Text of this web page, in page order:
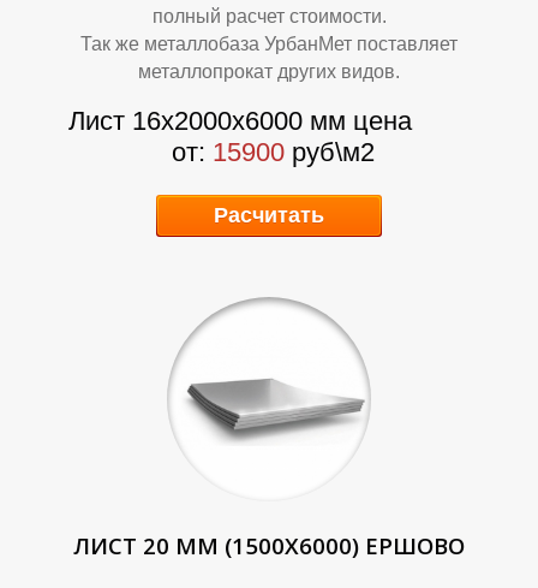
Ф
полный расчет стоимости.
Так же металлобаза УрбанМет поставляет
металлопрокат других видов.
Лист 16х2000х6000 мм цена
от: 15900руб\м2
Расчитать
ЛИСТ 20 ММ (1500Х6000) ЕРШОВО
Ф